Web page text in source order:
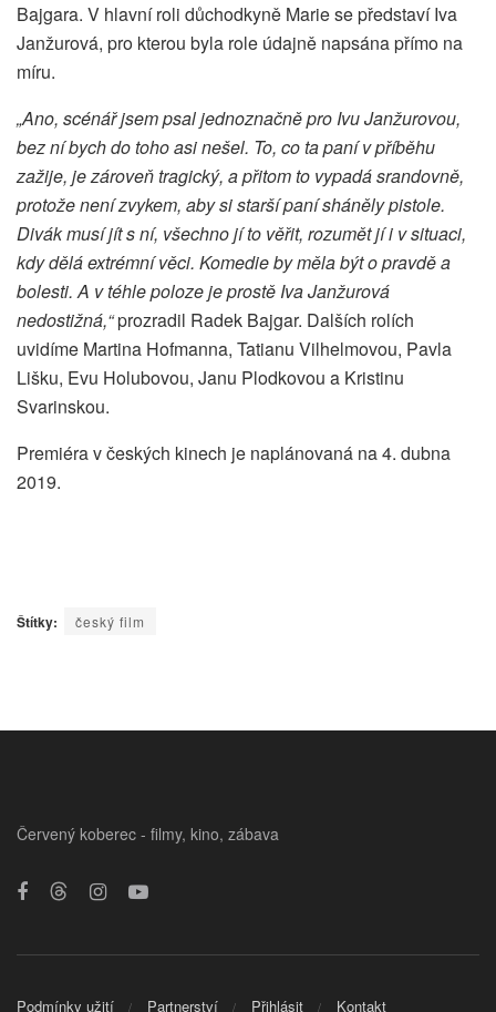
Bajgara. V hlavní roli důchodkyně Marie se představí Iva
Janžurová, pro kterou byla role údajně napsána přímo na
míru.
„Ano, scénář jsem psal jednoznačně pro Ivu Janžurovou,
bez ní bych do toho asi nešel. To, co ta paní v příběhu
zažije, je zároveň tragický, a přitom to vypadá srandovně,
protože není zvykem, aby si starší paní sháněly pistole.
Divák musí jít s ní, všechno jí to věřit, rozumět jí i v situaci,
kdy dělá extrémní věci. Komedie by měla být o pravdě a
bolesti. A v téhle poloze je prostě Iva Janžurová
nedostižná,“prozradil Radek Bajgar. Dalších rolích
uvidíme Martina Hofmanna, Tatianu Vilhelmovou, Pavla
Lišku, Evu Holubovou, Janu Plodkovou a Kristinu
Svarinskou.
Premiéra v českých kinech je naplánovaná na 4. dubna
2019.
Štítky: český film
Červený koberec - filmy, kino, zábava
Podmínky užití Partnerství Přihlásit Kontakt